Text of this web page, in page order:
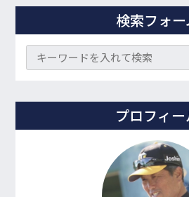
検索フォー
プロフィー